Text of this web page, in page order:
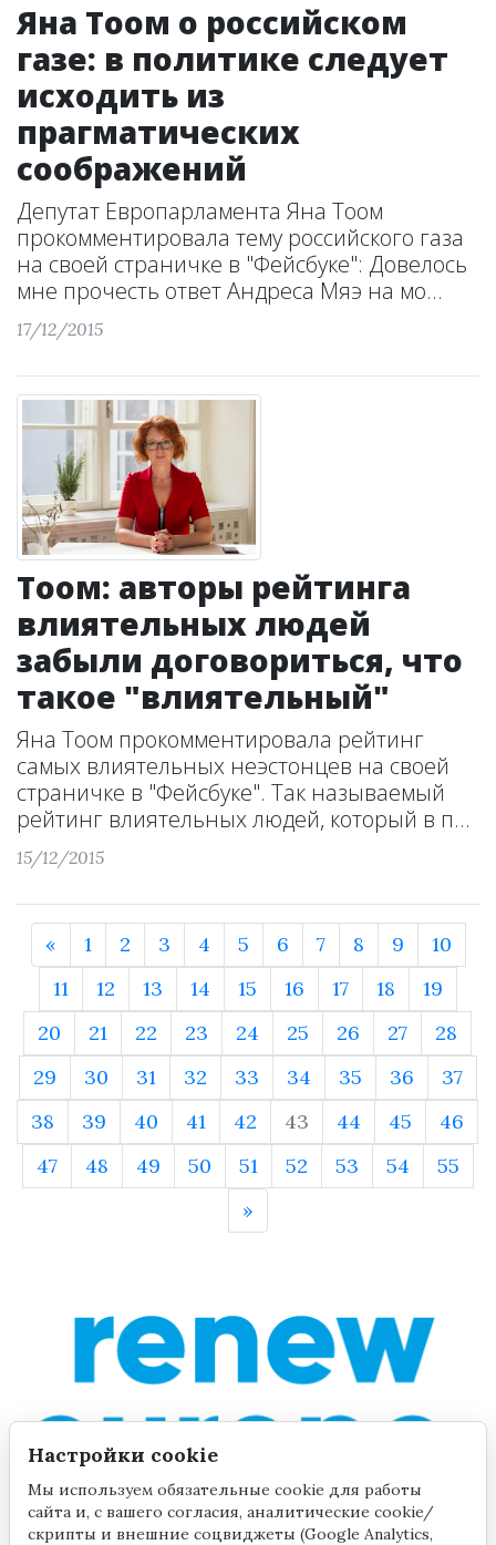
Яна Тоом о российском
газе: в политике следует
исходить из
прагматических
соображений
Депутат Европарламента Яна Тоом
прокомментировала тему российского газа
на своей страничке в "Фейсбуке": Довелось
мне прочесть ответ Андреса Мяэ на мо...
17/12/2015
Тоом: авторы рейтинга
влиятельных людей
забыли договориться, что
такое "влиятельный"
Яна Тоом прокомментировала рейтинг
самых влиятельных неэстонцев на своей
страничке в "Фейсбуке". Так называемый
рейтинг влиятельных людей, который в п...
15/12/2015
« 1 2 3 4 5 6 7 8 9
10
11
12 13 14 15 16 17 18
19
20
21 22 23 24 25 26 27
28
29
30 31 32 33 34 35 36
37
38
39 40 41 42 43 44 45
46
47
48 49 50 51 52 53 54
55
»
Настройки cookie
Мы используем обязательные cookie для работы
сайта и, с вашего согласия, аналитические cookie/
скрипты и внешние соцвиджеты (Google Analytics,